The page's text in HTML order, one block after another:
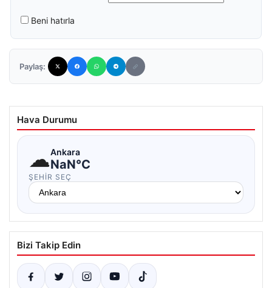
Beni hatırla
Paylaş:
Hava Durumu
☁Ankara
NaN°C
ŞEHIR SEÇ
Bizi Takip Edin